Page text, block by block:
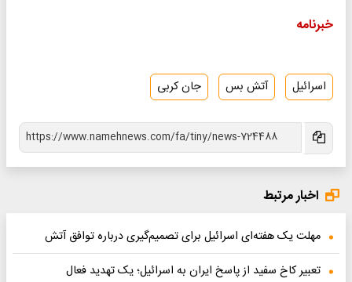
خبرنامه
اسرائیل آتش بس جان کربی
اخبار مرتبط
مهلت یک هفته‌ای اسرائیل برای تصمیم‌گیری درباره توافق آتش‌
تعبیر کاخ سفید از پاسخ ایران به اسرائیل؛ یک تهدید فعال